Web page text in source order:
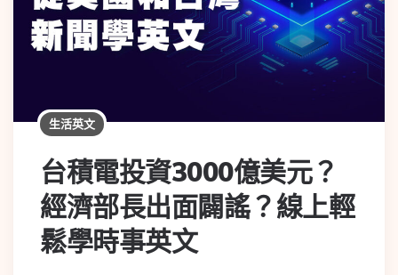
生活英文
台積電投資3000億美元？
經濟部長出面闢謠？線上輕
鬆學時事英文